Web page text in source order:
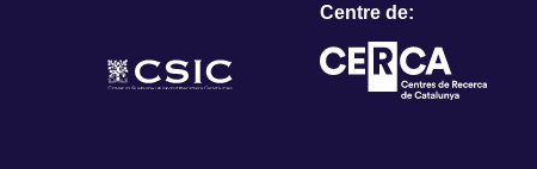
Centre de: